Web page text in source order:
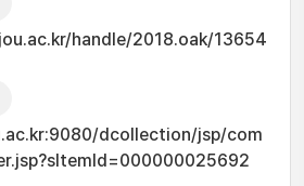
handle/2018.oak/13654
dcollection/jsp/com